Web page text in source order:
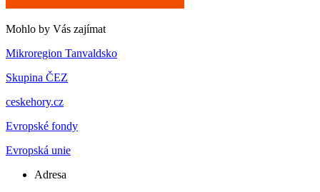
Mohlo by Vás zajímat
Mikroregion Tanvaldsko
Skupina ČEZ
ceskehory.cz
Evropské fondy
Evropská unie
Adresa